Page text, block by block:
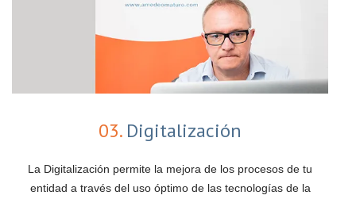
03.Digitalización
La Digitalización permite la mejora de los procesos de tu
entidad a través del uso óptimo de las tecnologías de la